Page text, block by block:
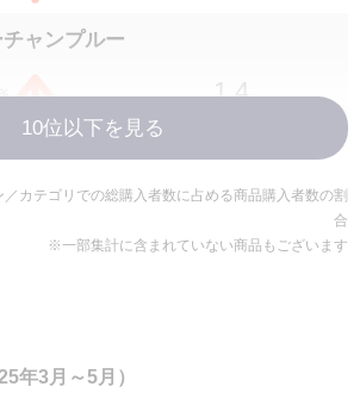
食べる茶碗蒸し
1.3
塩焼
2.4
の肉詰め
ャンプルー
1.4
2.1
レミアム 味付き半熟ゆでたまご 2個
カテゴリでの総購入者数に占める商品購入者数の割
合
※一部集計に含まれていない商品もございます
年3月～5月）